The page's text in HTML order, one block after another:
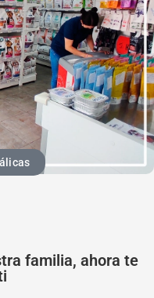
familia, ahora te